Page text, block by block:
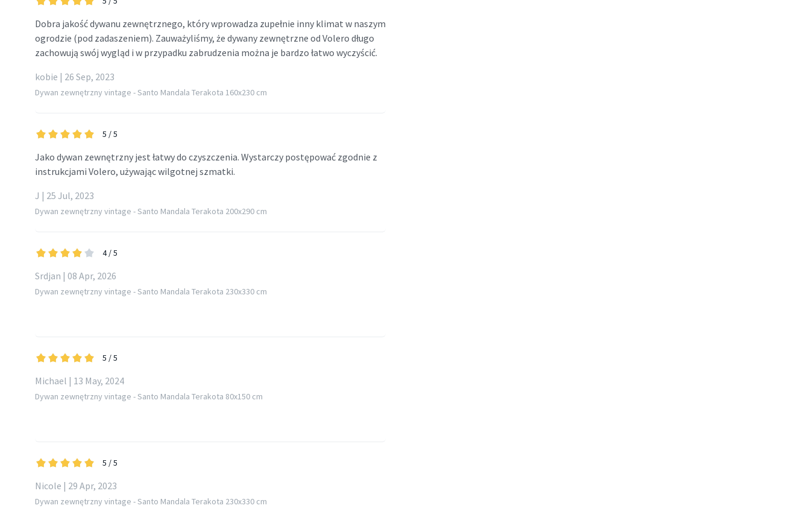
Dobra jakość dywanu zewnętrznego, który wprowadza zupełnie inny klimat w naszym
ogrodzie (pod zadaszeniem). Zauważyliśmy, że dywany zewnętrzne od Volero długo
zachowują swój wygląd i w przypadku zabrudzenia można je bardzo łatwo wyczyścić.
kobie | 26 Sep, 2023
Dywan zewnętrzny vintage - Santo Mandala Terakota 160x230 cm
5 / 5
Jako dywan zewnętrzny jest łatwy do czyszczenia. Wystarczy postępować zgodnie z
instrukcjami Volero, używając wilgotnej szmatki.
J | 25 Jul, 2023
Dywan zewnętrzny vintage - Santo Mandala Terakota 200x290 cm
4 / 5
Srdjan | 08 Apr, 2026
Dywan zewnętrzny vintage - Santo Mandala Terakota 230x330 cm
5 / 5
Michael | 13 May, 2024
Dywan zewnętrzny vintage - Santo Mandala Terakota 80x150 cm
5 / 5
Nicole | 29 Apr, 2023
Dywan zewnętrzny vintage - Santo Mandala Terakota 230x330 cm